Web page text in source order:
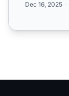
Dec 16, 2025